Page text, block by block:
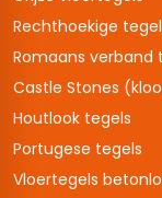
Rechthoekige
Romaans verband
Castle Stones
Houtlook tegels
Portugese tegels
Vloertegels